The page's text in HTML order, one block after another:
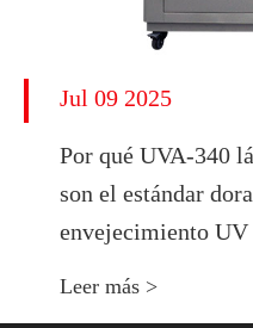
Jul 09 2025
Por qué UVA-340
son el estándar
envejecimiento UV
Leer más >